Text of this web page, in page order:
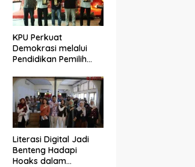
KPU Perkuat
Demokrasi melalui
Pendidikan Pemilih
Kelompok Rentan,
Marjinal, dan Pemula
Literasi Digital Jadi
Benteng Hadapi
Hoaks dalam